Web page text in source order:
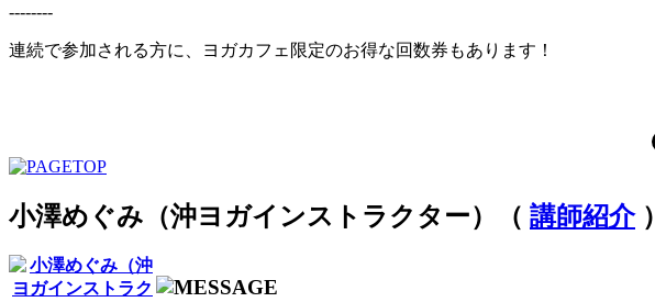
--------
連続で参加される方に、ヨガカフェ限定のお得な回数券もあります！
小澤めぐみ（沖ヨガインストラクター）（ 講師紹介）